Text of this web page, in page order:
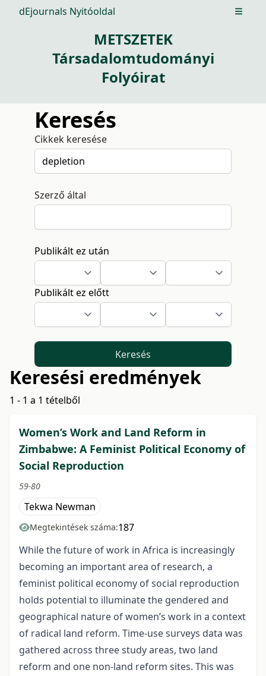
dEjournals Nyitóoldal Open
METSZETEK
Társadalomtudományi
Folyóirat
Keresés
Cikkek keresése
Szerző által
Publikált ez után
Publikált ez előtt
Keresés
Keresési eredmények
1 - 1 a 1 tételből
Women’s Work and Land Reform in
Zimbabwe: A Feminist Political Economy of
Social Reproduction
59-80
Tekwa Newman
Megtekintések száma:187
While the future of work in Africa is increasingly
becoming an important area of research, a
feminist political economy of social reproduction
holds potential to illuminate the gendered and
geographical nature of women’s work in a context
of radical land reform. Time-use surveys data was
gathered across three study areas, two land
reform and one non-land reform sites. This was